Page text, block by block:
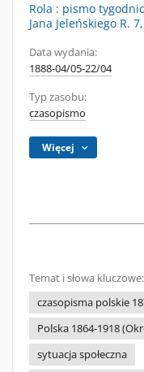
Rola : pismo
Jana Jeleńskiego R.
Data wydania:
1888-04/05-22/04
Typ zasobu:
czasopismo
Więcej
Temat i słowa kluczowe:
czasopisma polskie
Polska 1864-1918
sytuacja społeczna